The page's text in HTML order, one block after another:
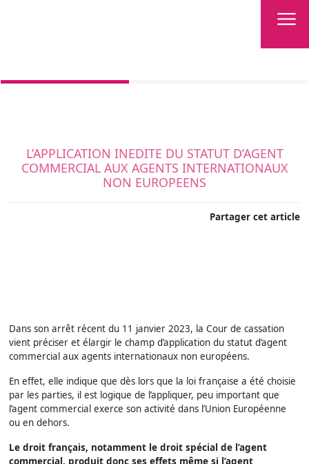
L’APPLICATION INEDITE DU STATUT D’AGENT
COMMERCIAL AUX AGENTS INTERNATIONAUX
NON EUROPEENS
Partager cet article
Dans son arrêt récent du 11 janvier 2023, la Cour de cassation
vient préciser et élargir le champ d’application du statut d’agent
commercial aux agents internationaux non européens.
En effet, elle indique que dès lors que la loi française a été choisie
par les parties, il est logique de l’appliquer, peu important que
l’agent commercial exerce son activité dans l’Union Européenne
ou en dehors.
Le droit français, notamment le droit spécial de l’agent
commercial, produit donc ses effets même si l’agent